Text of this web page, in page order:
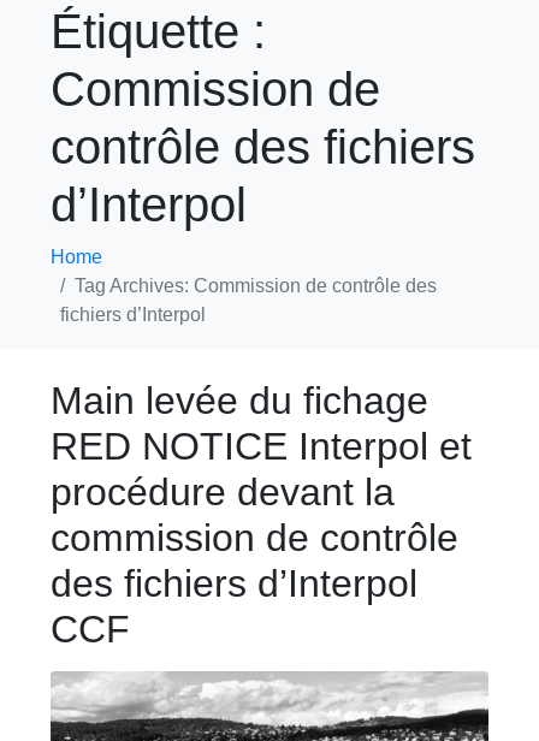
Étiquette :
Commission de
contrôle des fichiers
d’Interpol
Home
Tag Archives: Commission de contrôle des
fichiers d’Interpol
Main levée du fichage
RED NOTICE Interpol et
procédure devant la
commission de contrôle
des fichiers d’Interpol
CCF